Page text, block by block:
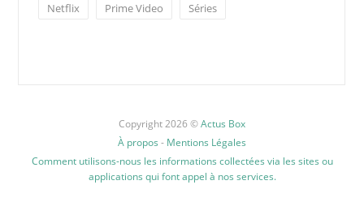
Netflix
Prime Video Séries
Copyright 2026 ©Actus Box
À propos - Mentions Légales
Comment utilisons-nous les informations collectées via les sites ou
applications qui font appel à nos services.